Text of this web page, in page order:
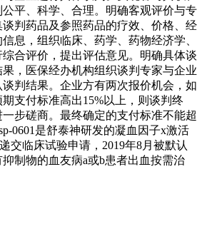
平、科学、合理。明确客观评价与专
判药品及参照药品的疗效、价格、经
息，组织临床、药学、药物经济学、
合评价，提出评估意见。明确具体谈
，医保经办机构组织谈判专家与企业
判结果。企业方有两次报价机会，如
支付标准高出15%以上，则谈判终
步磋商。最终确定的支付标准不能超
0601是舒泰神研发的凝血因子x激活
交临床试验申请，2019年8月被默认
制物的血友病a或b患者出血按需治